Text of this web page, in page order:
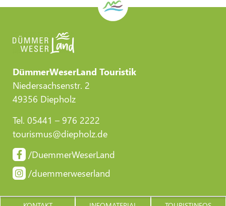
DümmerWeserLand Touristik
Niedersachsenstr. 2
49356 Diepholz
Tel. 05441 – 976 2222
tourismus@diepholz.de
/DuemmerWeserLand
/duemmerweserland